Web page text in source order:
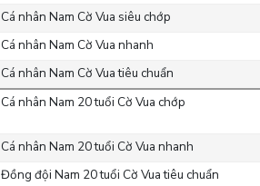
Cá nhân Nam Cờ Vua siêu chớp
Cá nhân Nam Cờ Vua nhanh
Cá nhân Nam Cờ Vua tiêu chuẩn
Cá nhân Nam 20 tuổi Cờ Vua chớp
Cá nhân Nam 20 tuổi Cờ Vua nhanh
Đồng đội Nam 20 tuổi Cờ Vua tiêu chuẩn